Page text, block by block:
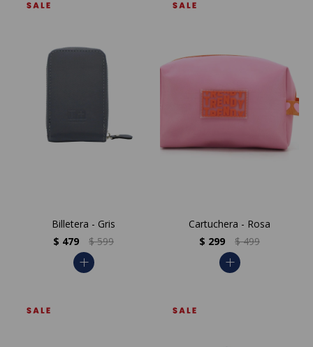
Billetera - Gris
$ 479 $ 599
add
Cartuchera - Rosa
$ 299 $ 499
add